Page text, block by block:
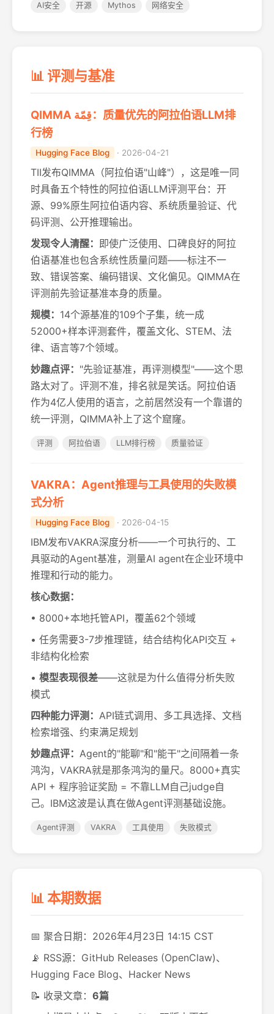
AI安全 开源 Mythos 网络安全
📊 评测与基准
QIMMA قِمّة：质量优先的阿拉伯语LLM排
行榜
Hugging Face Blog · 2026-04-21
TII发布QIMMA（阿拉伯语"山峰"），这是唯一同
时具备五个特性的阿拉伯语LLM评测平台：开
源、99%原生阿拉伯语内容、系统质量验证、代
码评测、公开推理输出。
发现令人清醒： 即使广泛使用、口碑良好的阿拉
伯语基准也包含系统性质量问题——标注不一
致、错误答案、编码错误、文化偏见。QIMMA在
评测前先验证基准本身的质量。
规模： 14个源基准的109个子集，统一成
52000+样本评测套件，覆盖文化、STEM、法
律、语言等7个领域。
妙趣点评： "先验证基准，再评测模型"——这个思
路太对了。评测不准，排名就是笑话。阿拉伯语
作为4亿人使用的语言，之前居然没有一个靠谱的
统一评测，QIMMA补上了这个窟窿。
评测 阿拉伯语 LLM排行榜 质量验证
VAKRA：Agent推理与工具使用的失败模
式分析
Hugging Face Blog · 2026-04-15
IBM发布VAKRA深度分析——一个可执行的、工
具驱动的Agent基准，测量AI agent在企业环境中
推理和行动的能力。
核心数据：
• 8000+本地托管API，覆盖62个领域
• 任务需要3-7步推理链，结合结构化API交互 +
非结构化检索
• 模型表现很差——这就是为什么值得分析失败
模式
四种能力评测： API链式调用、多工具选择、文档
检索增强、约束满足规划
妙趣点评： Agent的"能聊"和"能干"之间隔着一条
鸿沟，VAKRA就是那条鸿沟的量尺。8000+真实
API + 程序验证奖励 = 不靠LLM自己judge自
己。IBM这波是认真在做Agent评测基础设施。
Agent评测 VAKRA 工具使用 失败模式
📊 本期数据
📅 聚合日期：2026年4月23日 14:15 CST
📡 RSS源：GitHub Releases (OpenClaw)、
Hugging Face Blog、Hacker News
📝 收录文章： 6篇